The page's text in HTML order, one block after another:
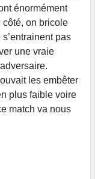
énormément
côté, on bricole
pas
une vraie
les embêter
plus faible voire
match va nous